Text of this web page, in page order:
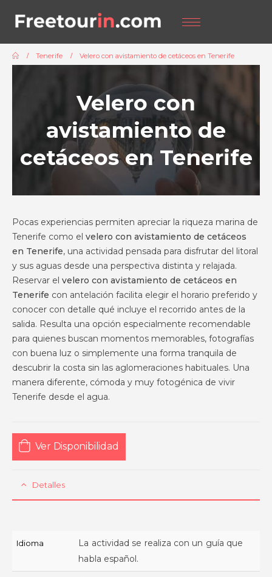
Tenerife Velero con avistamiento de cetáceos en Tenerife
Velero con
avistamiento de
cetáceos en Tenerife
Pocas experiencias permiten apreciar la riqueza marina de
Tenerife como el velero con avistamiento de cetáceos
en Tenerife, una actividad pensada para disfrutar del litoral
y sus aguas desde una perspectiva distinta y relajada.
Reservar el velero con avistamiento de cetáceos en
Tenerife con antelación facilita elegir el horario preferido y
conocer con detalle qué incluye el recorrido antes de la
salida. Resulta una opción especialmente recomendable
para quienes buscan momentos memorables, fotografías
con buena luz o simplemente una forma tranquila de
descubrir la costa sin las aglomeraciones habituales. Una
manera diferente, cómoda y muy fotogénica de vivir
Tenerife desde el agua.
Ver Disponibilidad
Detalles
Idioma
La actividad se realiza con un guía que
habla español.